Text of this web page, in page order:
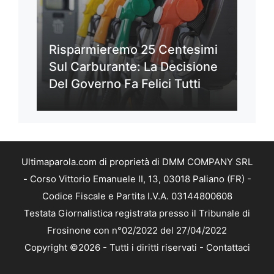
Risparmieremo 25 Centesimi
Sul Carburante: La Decisione
Del Governo Fa Felici Tutti
Ultimaparola.com di proprietà di DMM COMPANY SRL
- Corso Vittorio Emanuele II, 13, 03018 Paliano (FR) -
Codice Fiscale e Partita I.V.A. 03144800608
Testata Giornalistica registrata presso il Tribunale di
Frosinone con n°02/2022 del 27/04/2022
Copyright ©2026 - Tutti i diritti riservati - Contattaci